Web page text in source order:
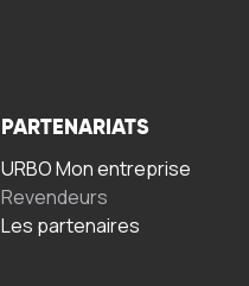
PARTENARIATS
URBO Mon entreprise
Revendeurs
Les partenaires